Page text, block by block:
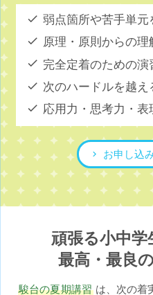
弱点箇所や苦手単
原理・原則からの
完全定着のための
次のハードルを越え
応用力・思考力・
お申し込
頑張る小中学
最高・最良
駿台の夏期講習 は、次の着